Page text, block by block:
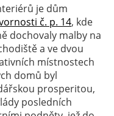
je dům
č. p. 14, kde
dochovaly malby na
a ve dvou
místnostech
domů byl
prosperitou,
posledních